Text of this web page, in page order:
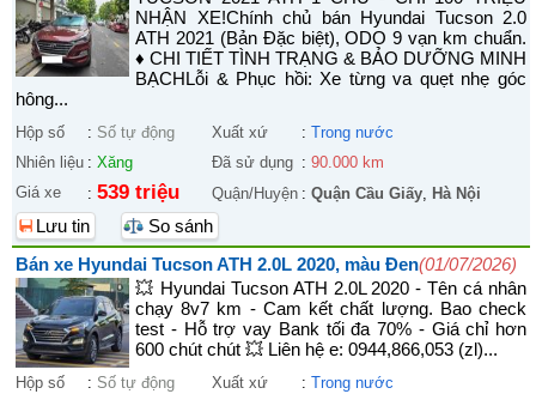
NHẬN XE! ​Chính chủ bán Hyundai Tucson 2.0
ATH 2021 (Bản Đặc biệt), ODO 9 vạn km chuẩn.
♦ CHI TIẾT TÌNH TRẠNG & BẢO DƯỠNG MINH
BẠCH ​Lỗi & Phục hồi: Xe từng va quẹt nhẹ góc
hông...
Hộp số : Số tự động Xuất xứ : Trong nước
Nhiên liệu : Xăng Đã sử dụng : 90.000 km
Giá xe
: 539 triệu Quận/Huyện : Quận Cầu Giấy, Hà Nội
Lưu tin
So sánh
Bán xe Hyundai Tucson ATH 2.0L 2020, màu Đen(01/07/2026)
💥 Hyundai Tucson ATH 2.0L 2020 - Tên cá nhân
chạy 8v7 km - Cam kết chất lượng. Bao check
test - Hỗ trợ vay Bank tối đa 70% - Giá chỉ hơn
600 chút chút 💥 Liên hệ e: 0944,866,053 (zl)...
Hộp số : Số tự động Xuất xứ : Trong nước